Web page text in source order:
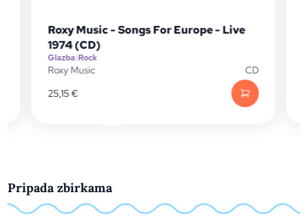
Roxy Music - Songs For Europe - Live
1974 (CD)
Glazba|Rock
Roxy Music
CD
25,15€
Pripada zbirkama